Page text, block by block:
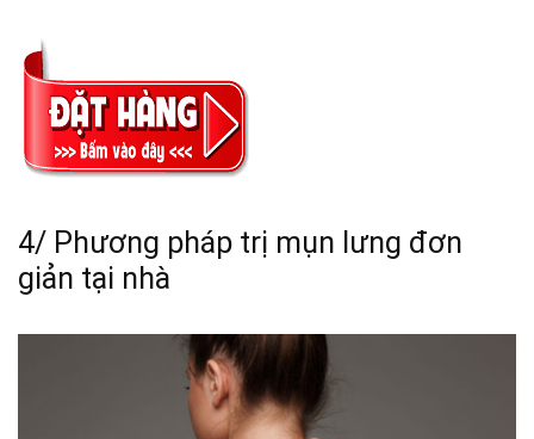
4/ Phương pháp trị mụn lưng đơn
giản tại nhà